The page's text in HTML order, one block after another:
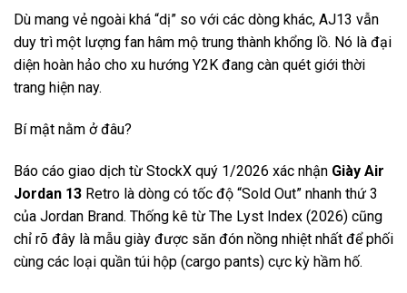
Dù mang vẻ ngoài khá “dị” so với các dòng khác, AJ13 vẫn
duy trì một lượng fan hâm mộ trung thành khổng lồ. Nó là đại
diện hoàn hảo cho xu hướng Y2K đang càn quét giới thời
trang hiện nay.
Bí mật nằm ở đâu?
Báo cáo giao dịch từ StockX quý 1/2026 xác nhận Giày Air
Jordan 13 Retro là dòng có tốc độ “Sold Out” nhanh thứ 3
của Jordan Brand. Thống kê từ The Lyst Index (2026) cũng
chỉ rõ đây là mẫu giày được săn đón nồng nhiệt nhất để phối
cùng các loại quần túi hộp (cargo pants) cực kỳ hầm hố.